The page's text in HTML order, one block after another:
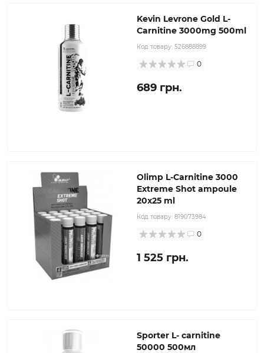
Kevin Levrone Gold L-
Carnitine 3000mg 500ml
Код товару: 526888899
0
689 грн.
Olimp L-Carnitine 3000
Extreme Shot ampoule
20x25 ml
Код товару: 819073984
0
1 525 грн.
Sporter L- carnitine
50000 500мл